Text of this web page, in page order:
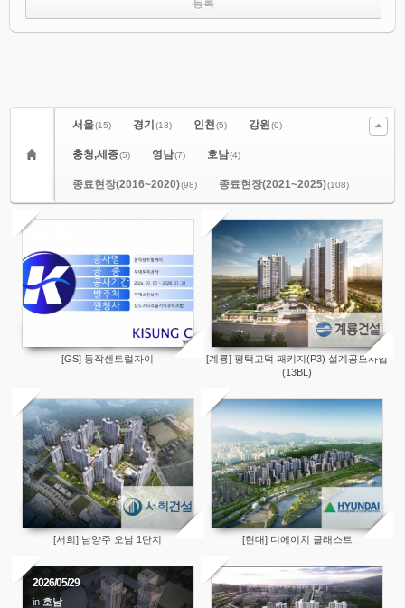
서울(15) 경기(18) 인천(5) 강원(0)
충청,세종(5) 영남(7) 호남(4)
종료현장(2016~2020)(98) 종료현장(2021~2025)(108)
[GS] 동작센트럴자이
[계룡] 평택고덕 패키지(P3) 설계공모사업
(13BL)
[서희] 남양주 오남 1단지 [현대] 디에이치 클래스트
2026/05/29
in 호남